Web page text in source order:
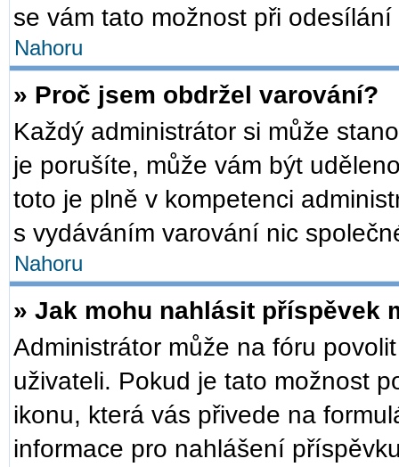
se vám tato možnost při
Nahoru
» Proč jsem obdržel varování?
Každý administrátor si může
je porušíte, může vám být
toto je plně v kompetenci
s vydáváním varování nic
Nahoru
» Jak mohu nahlásit příspěvek
Administrátor může na fóru
uživateli. Pokud je tato možnost
ikonu, která vás přivede na
informace pro nahlášení